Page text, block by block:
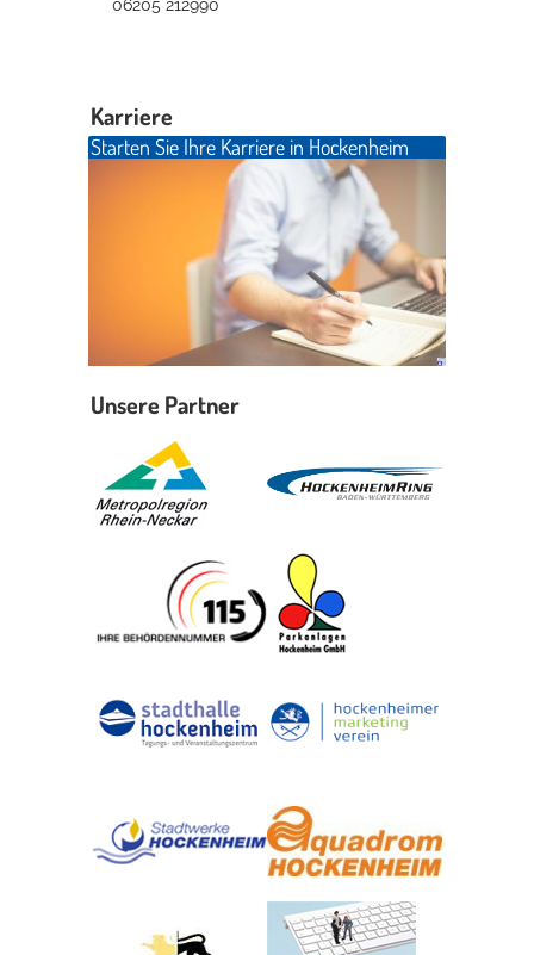
06205 212990
Karriere
Starten Sie Ihre Karriere in Hockenheim
Unsere Partner